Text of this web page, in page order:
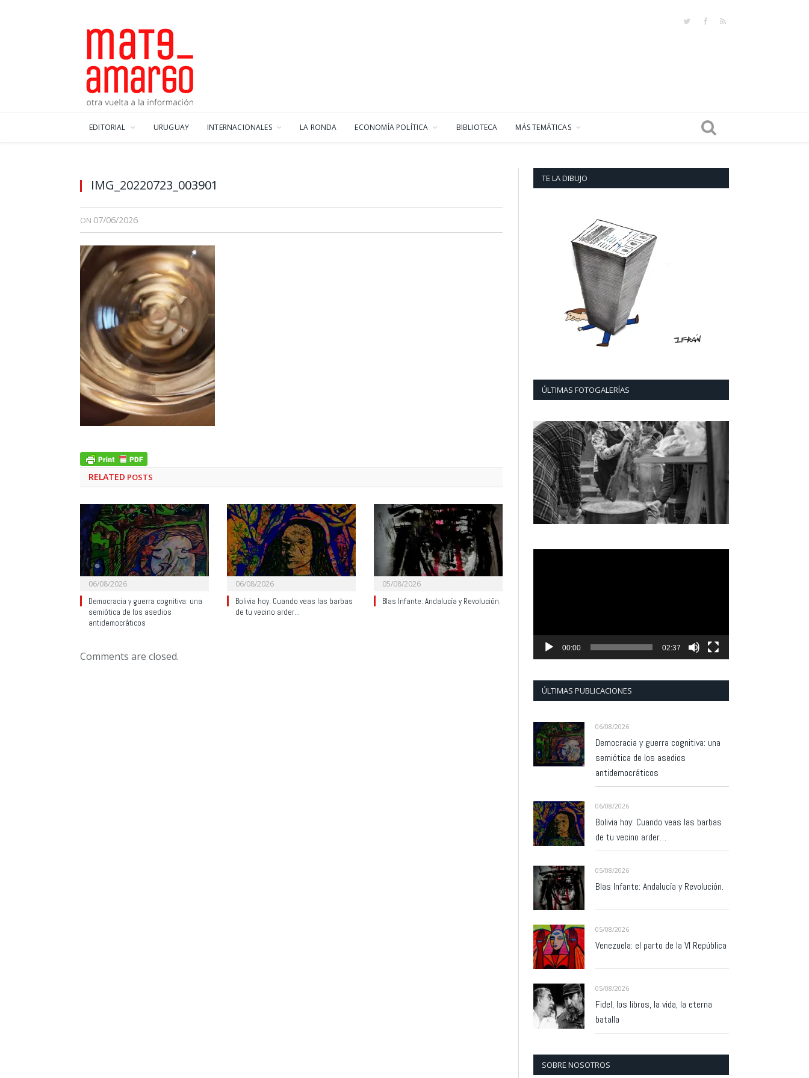
TwitterFacebook
RSS
EDITORIAL URUGUAY INTERNACIONALES LA RONDA ECONOMÍA POLÍTICA BIBLIOTECA MÁS TEMÁTICAS
IMG_20220723_003901
ON 07/06/2026
RELATED POSTS
06/08/2026
Democracia y guerra cognitiva: una
semiótica de los asedios
antidemocráticos
06/08/2026
Bolivia hoy: Cuando veas las barbas
de tu vecino arder…
05/08/2026
Blas Infante: Andalucía y Revolución.
Comments are closed.
TE LA DIBUJO
ÚLTIMAS FOTOGALERÍAS
00:00 02:37
ÚLTIMAS PUBLICACIONES
06/08/2026
Democracia y guerra cognitiva: una
semiótica de los asedios
antidemocráticos
06/08/2026
Bolivia hoy: Cuando veas las barbas
de tu vecino arder…
05/08/2026
Blas Infante: Andalucía y Revolución.
05/08/2026
Venezuela: el parto de la VI República
05/08/2026
Fidel, los libros, la vida, la eterna
batalla
SOBRE NOSOTROS